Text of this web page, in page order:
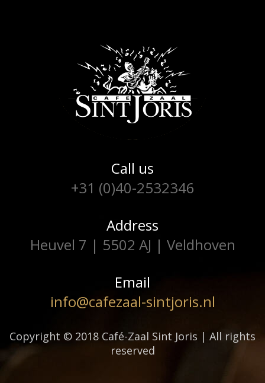
Call us
+31 (0)40-2532346
Address
Heuvel 7 | 5502 AJ | Veldhoven
Email
info@cafezaal-sintjoris.nl
Copyright © 2018 Café-Zaal Sint Joris | All rights
reserved